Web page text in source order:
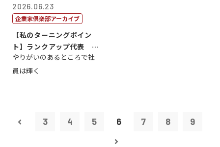
2026.06.23
企業家倶楽部アーカイブ
【私のターニングポイン
ト】ランクアップ代表 岩
崎裕美子
やりがいのあるところで社
員は輝く
3 4 5 6 7 8 9